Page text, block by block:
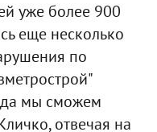
уже более 900
еще несколько
по
мы сможем
отвечая на